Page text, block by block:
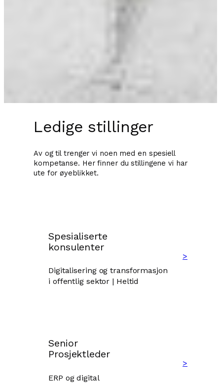
Ledige stillinger
Av og til trenger vi noen med en spesiell
kompetanse. Her finner du stillingene vi har
ute for øyeblikket.
Spesialiserte
konsulenter
Digitalisering og transformasjon
i offentlig sektor | Heltid
>
Senior
Prosjektleder
ERP og digital
>